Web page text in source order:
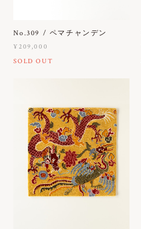
No.309 / ペマチャンデン
¥209,000
SOLD OUT